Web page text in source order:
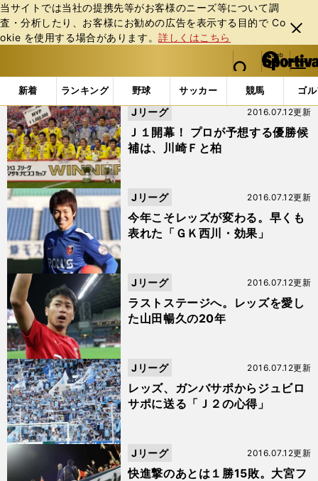
当サイトでは当社の提携先等がお客様のニーズ等について調
査・分析したり、お客様にお勧めの広告を表⽰する⽬的で Co
okie を使⽤する場合があります。詳しくはこちら
閉じ
る
web Sportiva (webスポルティーバ)
検索
マイペ
ー
ジ
メニュ
新着 ランキング 野球 サッカー 競馬 ゴ
b
ス
ポ
ル
テ
ィ
ー
バ
「#浦和レッズ」の最新ニュース・ 情報 (30ページ目)
Ｊ１開幕！ プロが予想する優勝候
補は、川崎Ｆと柏
2016.07.12更新
Jリーグ
今年こそレッズが変わる。早くも
表れた「ＧＫ西川・効果」
2016.07.12更新
Jリーグ
ラストステージへ。レッズを愛し
た山田暢久の20年
2016.07.12更新
Jリーグ
レッズ、ガンバサポからジュビロ
サポに送る「Ｊ２の心得」
2016.07.12更新
Jリーグ
快進撃のあとは１勝15敗。大宮フ
2016.07.12更新
Jリーグ